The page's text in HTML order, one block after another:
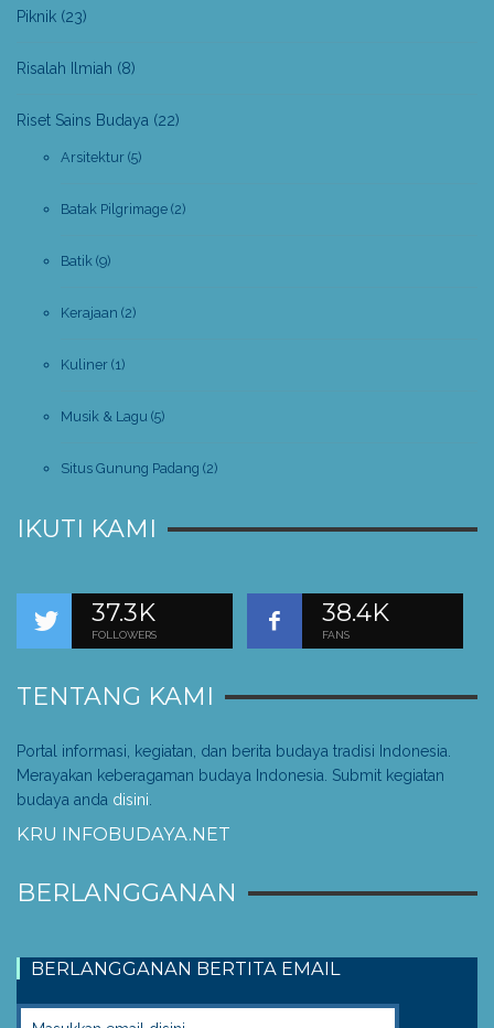
Piknik (23)
Risalah Ilmiah (8)
Riset Sains Budaya (22)
Arsitektur (5)
Batak Pilgrimage (2)
Batik (9)
Kerajaan (2)
Kuliner (1)
Musik & Lagu (5)
Situs Gunung Padang (2)
IKUTI KAMI
37.3K
FOLLOWERS
38.4K
FANS
TENTANG KAMI
Portal informasi, kegiatan, dan berita budaya tradisi Indonesia.
Merayakan keberagaman budaya Indonesia. Submit kegiatan
budaya anda disini.
KRU INFOBUDAYA.NET
BERLANGGANAN
BERLANGGANAN BERTITA EMAIL